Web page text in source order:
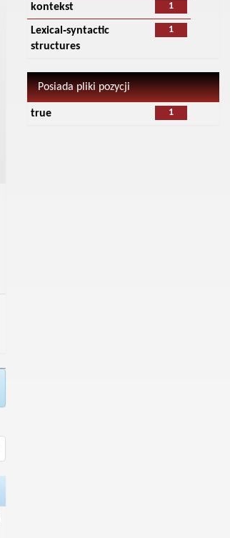
1
kontekst
1
Lexical‑syntactic
structures
Posiada pliki pozycji
1
true